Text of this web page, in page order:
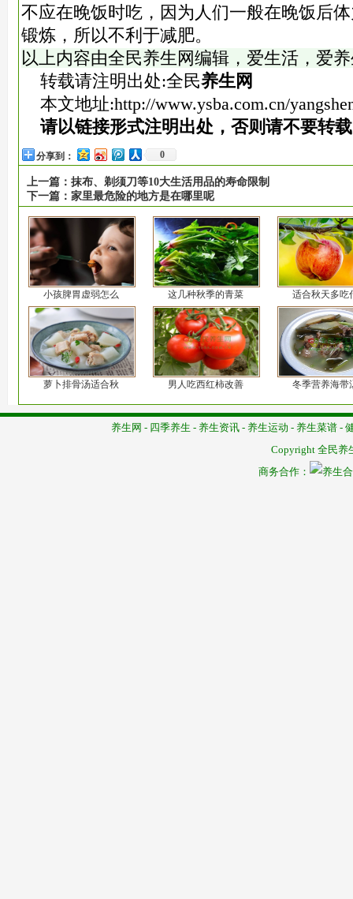
不应在晚饭时吃，因为人们一般在晚饭后
锻炼，所以不利于减肥。
以上内容由全民养生网编辑，爱生活，爱
转载请注明出处:全民养生网
本文地址:http://www.ysba.com.cn/
请以链接形式注明出处，否则请不要转
分享到： 0
上一篇： 抹布、剃须刀等10大生活用品的寿命限制
下一篇： 家里最危险的地方是在哪里呢
小孩脾胃虚弱怎么 这几种秋季的青菜 适合秋天多吃
萝卜排骨汤适合秋 男人吃西红柿改善 冬季营养海带
养生网 - 四季养生 - 养生资讯 - 养生运动 - 养生菜谱 -
Copyright 全民养
商务合作：